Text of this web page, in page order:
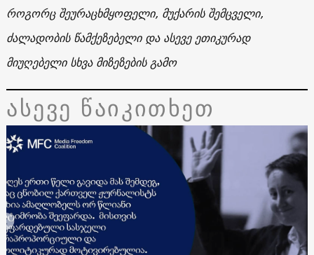
როგორც შეურაცხმყოფელი, მუქარის შემცველი,
ძალადობის წამქეზებელი და ასევე ეთიკურად
მიუღებელი სხვა მიზეზების გამო
ასევე წაიკითხეთ